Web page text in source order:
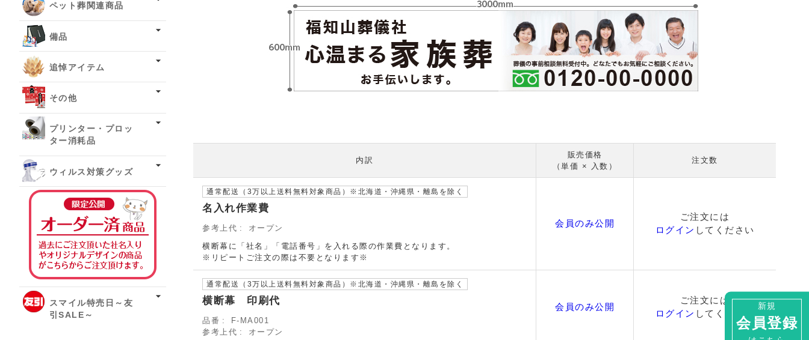
内訳
販売価格
（単価 × 入数）
注文数
通常配送（3万以上送料無料対象商品）※北海道・沖縄県・離島を除く
名入れ作業費
参考上代 オープン
横断幕に「社名」「電話番号」を入れる際の作業費となります。
※リピートご注文の際は不要となります※
会員のみ公開
ご注文には
ログイン してください
通常配送（3万以上送料無料対象商品）※北海道・沖縄県・離島を除く
横断幕 印刷代
品番
F-MA001
参考上代
オープン
会員のみ公開
ご注文には
ログイン してください
ペット葬関連商品
備品
追悼アイテム
その他
プリンター・プロッ
ター消耗品
ウィルス対策グッズ
オーダー済み商品
スマイル特売日～友
引SALE～
新規
会員登録